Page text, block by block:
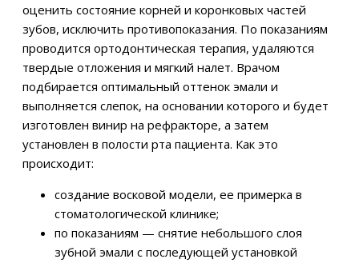
оценить состояние корней и коронковых частей
зубов, исключить противопоказания. По показаниям
проводится ортодонтическая терапия, удаляются
твердые отложения и мягкий налет. Врачом
подбирается оптимальный оттенок эмали и
выполняется слепок, на основании которого и будет
изготовлен винир на рефракторе, а затем
установлен в полости рта пациента. Как это
происходит:
создание восковой модели, ее примерка в
стоматологической клинике;
по показаниям — снятие небольшого слоя
зубной эмали с последующей установкой